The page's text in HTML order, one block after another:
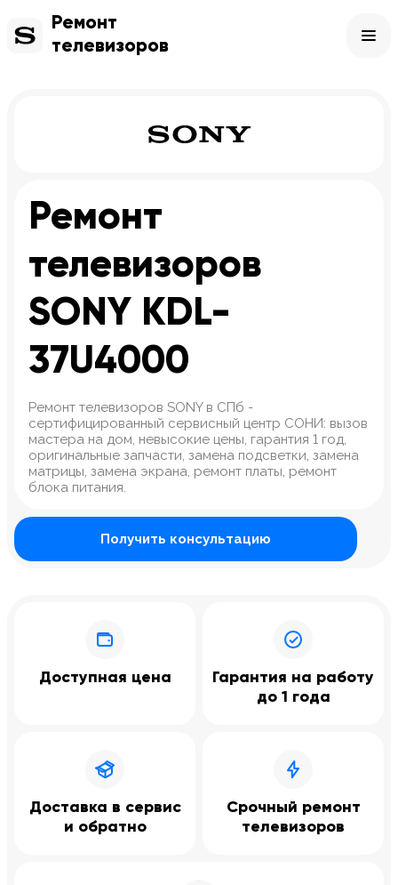
Ремонт
телевизоров
Ремонт
телевизоров
SONY KDL-
37U4000
Ремонт телевизоров SONY в СПб -
сертифицированный сервисный центр СОНИ: вызов
мастера на дом, невысокие цены, гарантия 1 год,
оригинальные запчасти, замена подсветки, замена
матрицы, замена экрана, ремонт платы, ремонт
блока питания.
Получить консультацию
Доступная цена
Гарантия на работу
до 1 года
Доставка в сервис
и обратно
Срочный ремонт
телевизоров